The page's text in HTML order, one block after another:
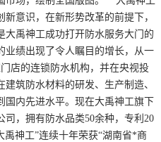
意识，在新形势改革的前提下，
大禹神工成功打开防水服务大门的
业绩出现了令人瞩目的增长，从一
店的连锁防水机构，并在央视投
筑防水材料的研发、生产制造、
国内先进水平。现在大禹神工旗下
，拥有防水品类50余种，专利20
禹神工”连续十年荣获“湖南省*商